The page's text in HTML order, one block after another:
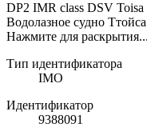
DP2 IMR class DSV
Водолазное судно
Нажмите для раскрытия...
Тип идентификатора
IMO
Идентификатор
9388091